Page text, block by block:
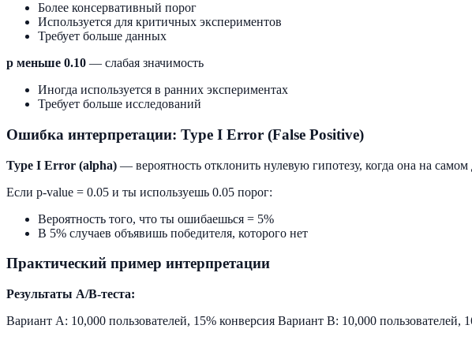
Более консервативный порог
Используется для критичных экспериментов
Требует больше данных
p меньше 0.10 — слабая значимость
Иногда используется в ранних экспериментах
Требует больше исследований
Ошибка интерпретации: Type I Error (False Positive)
Type I Error (alpha) — вероятность отклонить нулевую гипотезу, когда она на
Если p-value = 0.05 и ты используешь 0.05 порог:
Вероятность того, что ты ошибаешься = 5%
В 5% случаев объявишь победителя, которого нет
Практический пример интерпретации
Результаты A/B-теста:
Вариант A: 10,000 пользователей, 15% конверсия Вариант B: 10,000 пользователей,